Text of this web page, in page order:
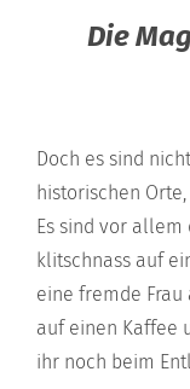
Die
Doch es sind
historischen
Es sind vor allem
klitschnass auf
eine fremde Frau
auf einen Kaffee
ihr noch beim